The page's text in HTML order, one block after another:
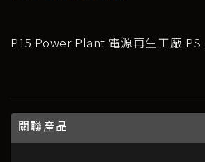
P15 Power Plant 電源再生工廠
關聯產品